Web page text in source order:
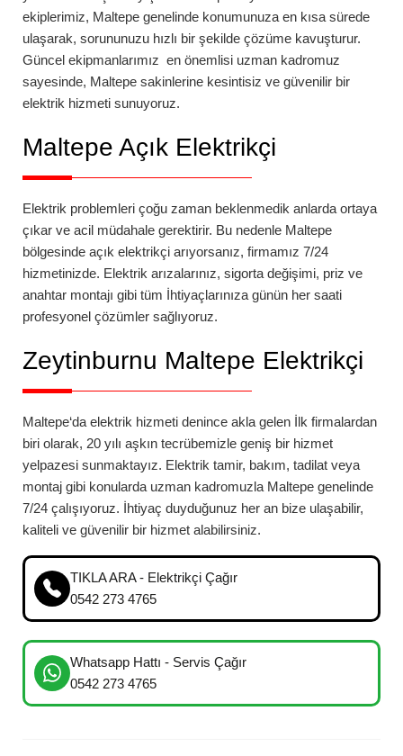
ekiplerimiz, Maltepe genelinde konumunuza en kısa sürede
ulaşarak, sorununuzu hızlı bir şekilde çözüme kavuşturur.
Güncel ekipmanlarımız en önemlisi uzman kadromuz
sayesinde, Maltepe sakinlerine kesintisiz ve güvenilir bir
elektrik hizmeti sunuyoruz.
Maltepe Açık Elektrikçi
Elektrik problemleri çoğu zaman beklenmedik anlarda ortaya
çıkar ve acil müdahale gerektirir. Bu nedenle Maltepe
bölgesinde açık elektrikçi arıyorsanız, firmamız 7/24
hizmetinizde. Elektrik arızalarınız, sigorta değişimi, priz ve
anahtar montajı gibi tüm İhtiyaçlarınıza günün her saati
profesyonel çözümler sağlıyoruz.
Zeytinburnu Maltepe Elektrikçi
Maltepe‘da elektrik hizmeti denince akla gelen İlk firmalardan
biri olarak, 20 yılı aşkın tecrübemizle geniş bir hizmet
yelpazesi sunmaktayız. Elektrik tamir, bakım, tadilat veya
montaj gibi konularda uzman kadromuzla Maltepe genelinde
7/24 çalışıyoruz. İhtiyaç duyduğunuz her an bize ulaşabilir,
kaliteli ve güvenilir bir hizmet alabilirsiniz.
TIKLA ARA - Elektrikçi Çağır
0542 273 4765
Whatsapp Hattı - Servis Çağır
0542 273 4765